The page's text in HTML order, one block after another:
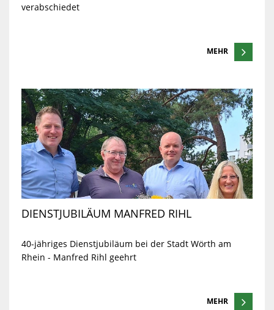
verabschiedet
MEHR
DIENSTJUBILÄUM MANFRED RIHL
40-jähriges Dienstjubiläum bei der Stadt Wörth am
Rhein - Manfred Rihl geehrt
MEHR